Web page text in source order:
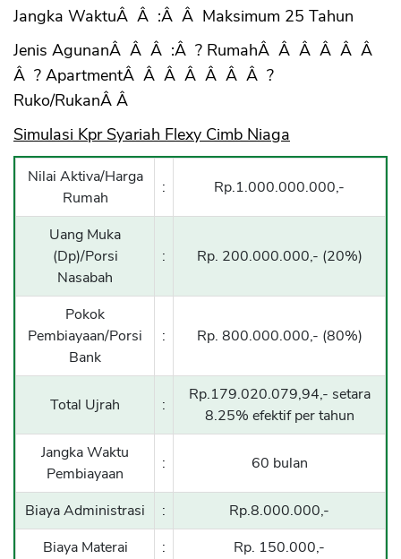
Jangka WaktuÂ Â :Â Â Maksimum 25 Tahun
Jenis AgunanÂ Â Â :Â ? RumahÂ Â Â Â Â Â
Â ? ApartmentÂ Â Â Â Â Â Â ?
Ruko/RukanÂ Â
Simulasi Kpr Syariah Flexy Cimb Niaga
Nilai Aktiva/Harga
Rumah
: Rp.1.000.000.000,-
Uang Muka
(Dp)/Porsi
Nasabah
: Rp. 200.000.000,- (20%)
Pokok
Pembiayaan/Porsi
Bank
: Rp. 800.000.000,- (80%)
Total Ujrah :
Rp.179.020.079,94,- setara
8.25% efektif per tahun
Jangka Waktu
Pembiayaan
: 60 bulan
Biaya Administrasi :
Rp.8.000.000,-
Biaya Materai
:
Rp. 150.000,-